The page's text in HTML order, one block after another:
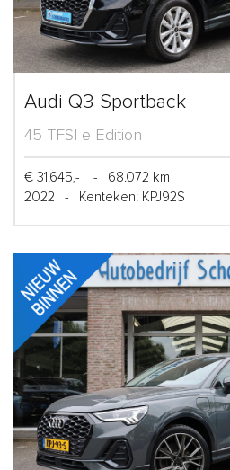
Audi Q3 Sportback
45 TFSI e Edition
€ 31.645,- -
68.072 km
2022
- Kenteken: KPJ92S